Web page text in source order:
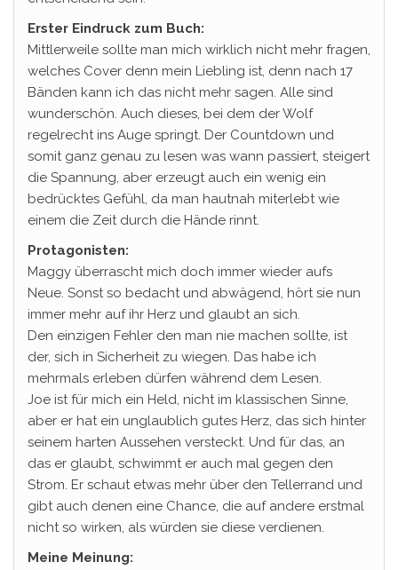
Erster Eindruck zum Buch:
Mittlerweile sollte man mich wirklich nicht mehr fragen,
welches Cover denn mein Liebling ist, denn nach 17
Bänden kann ich das nicht mehr sagen. Alle sind
wunderschön. Auch dieses, bei dem der Wolf
regelrecht ins Auge springt. Der Countdown und
somit ganz genau zu lesen was wann passiert, steigert
die Spannung, aber erzeugt auch ein wenig ein
bedrücktes Gefühl, da man hautnah miterlebt wie
einem die Zeit durch die Hände rinnt.
Protagonisten:
Maggy überrascht mich doch immer wieder aufs
Neue. Sonst so bedacht und abwägend, hört sie nun
immer mehr auf ihr Herz und glaubt an sich.
Den einzigen Fehler den man nie machen sollte, ist
der, sich in Sicherheit zu wiegen. Das habe ich
mehrmals erleben dürfen während dem Lesen.
Joe ist für mich ein Held, nicht im klassischen Sinne,
aber er hat ein unglaublich gutes Herz, das sich hinter
seinem harten Aussehen versteckt. Und für das, an
das er glaubt, schwimmt er auch mal gegen den
Strom. Er schaut etwas mehr über den Tellerrand und
gibt auch denen eine Chance, die auf andere erstmal
nicht so wirken, als würden sie diese verdienen.
Meine Meinung: